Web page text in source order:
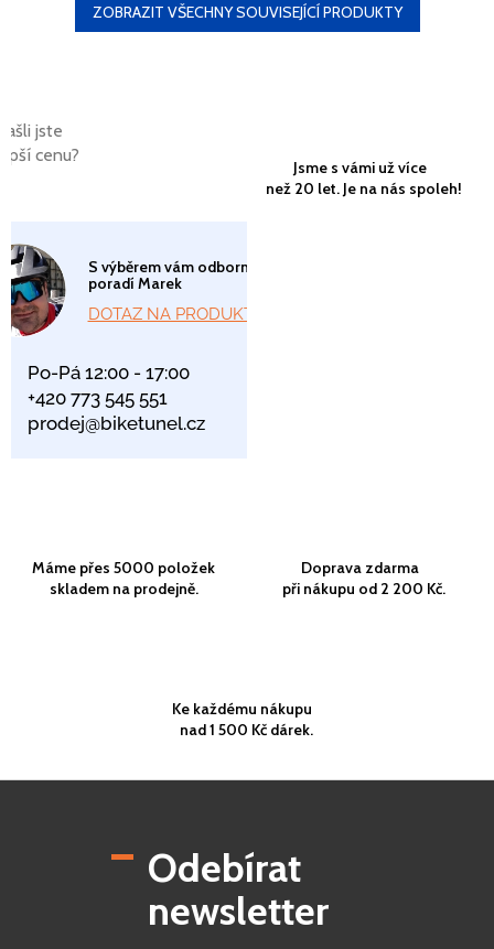
jste
cenu?
S výběrem vám odborně
poradí Marek
DOTAZ NA PRODUKT
Po-Pá 12:00 - 17:00
+420 773 545 551
prodej@biketunel.cz
Jsme s vámi už více
než 20 let. Je na nás spoleh!
Máme přes 5000 položek
skladem na prodejně.
Doprava zdarma
při nákupu od 2 200 Kč.
Ke každému nákupu
nad 1 500 Kč dárek.
ZOBRAZIT VŠECHNY SOUVISEJÍCÍ PRODUKTY
Odebírat
newsletter